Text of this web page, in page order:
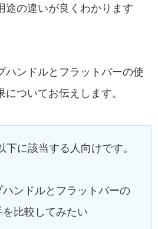
途の違いが良くわかります
ハンドルとフラットバーの使
ついてお伝えします。
下に該当する人向けです。
ハンドルとフラットバーの
比較してみたい